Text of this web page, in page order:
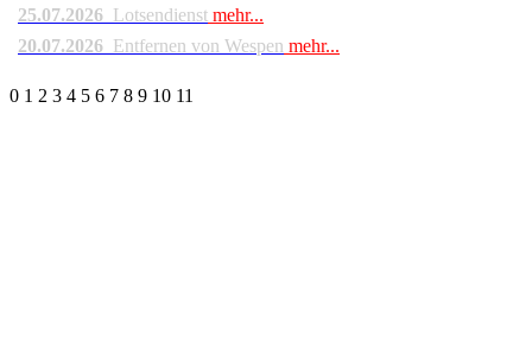
25.07.2026 Lotsendienst mehr...
20.07.2026 Entfernen von Wespen mehr...
0 1 2 3 4 5 6 7 8 9 10 11